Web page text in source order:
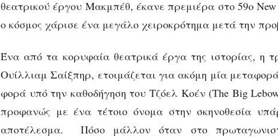
TVNEWSFLASH!
The Tragedy of
To standing
ήδη
standing
ovation
ήδη
αρχίσει
θεατρικού έργου Μακμπέθ, έκανε πρεμιέρα στο 59o
ο κόσμος χάρισε ένα μεγάλο χειροκρότημα μετά την
Ένα από τα κορυφαία θεατρικά έργα της ιστορίας, η
Ουίλλιαμ Σαίξπηρ, ετοιμάζεται για ακόμη μία
φορά υπό την καθοδήγηση του Τζόελ Κοέν (The Big
προφανώς με ένα τέτοιο όνομα στην σκηνοθεσία
αποτέλεσμα. Πόσο μάλλον όταν στο